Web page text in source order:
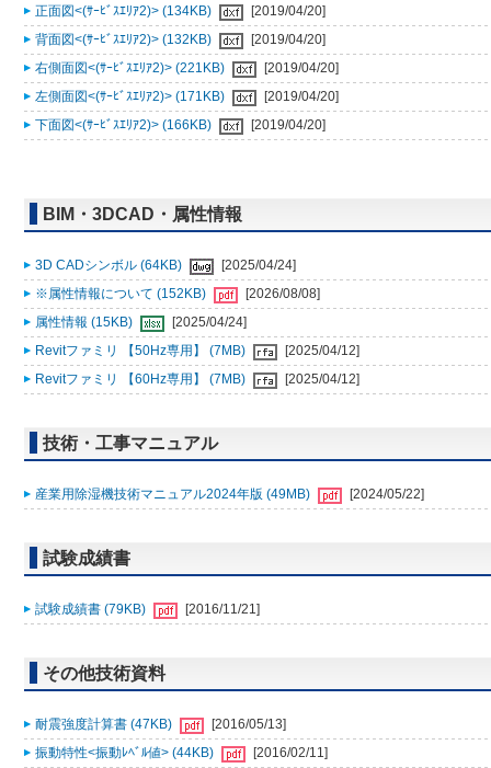
正面図<(ｻｰﾋﾞｽｴﾘｱ2)> (134KB)
[2019/04/20]
背面図<(ｻｰﾋﾞｽｴﾘｱ2)> (132KB)
[2019/04/20]
右側面図<(ｻｰﾋﾞｽｴﾘｱ2)> (221KB)
[2019/04/20]
左側面図<(ｻｰﾋﾞｽｴﾘｱ2)> (171KB)
[2019/04/20]
下面図<(ｻｰﾋﾞｽｴﾘｱ2)> (166KB)
[2019/04/20]
BIM・3DCAD・属性情報
3D CADシンボル (64KB)
[2025/04/24]
※属性情報について (152KB)
[2026/08/08]
属性情報 (15KB)
[2025/04/24]
Revitファミリ 【50Hz専用】 (7MB)
[2025/04/12]
Revitファミリ 【60Hz専用】 (7MB)
[2025/04/12]
技術・工事マニュアル
産業用除湿機技術マニュアル2024年版 (49MB) [2024/05/22]
試験成績書
試験成績書 (79KB) [2016/11/21]
その他技術資料
耐震強度計算書 (47KB)
[2016/05/13]
振動特性<振動ﾚﾍﾞﾙ値> (44KB)
[2016/02/11]